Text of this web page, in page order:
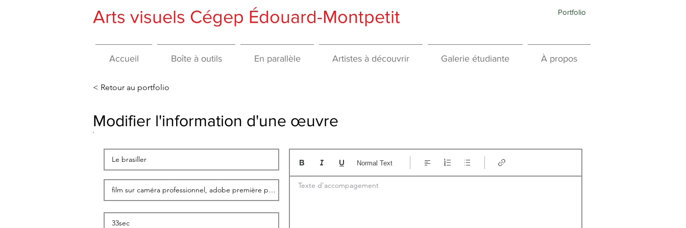
Arts visuels Cégep Édouard-Montpetit Portfolio
Accueil Boîte à outils En parallèle Artistes à découvrir Galerie étudiante À propos
< Retour au portfolio
Texte d'accompagement
Normal Text
Modifier l'information d'une œuvre